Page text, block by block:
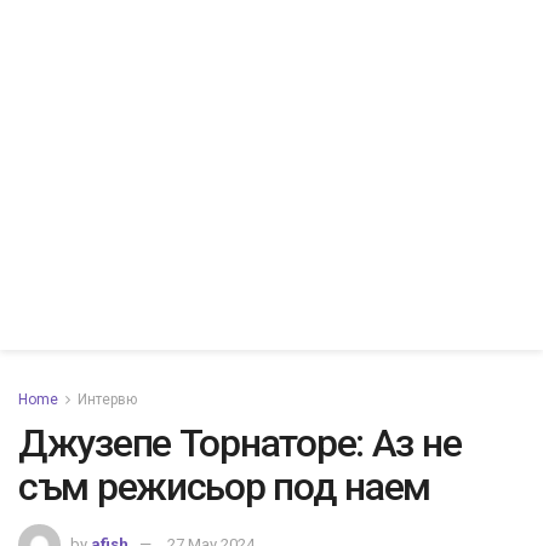
Home Интервю
Джузепе Торнаторе: Аз не
съм режисьор под наем